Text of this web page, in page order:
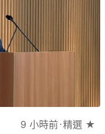
9 小時前 精選 ★